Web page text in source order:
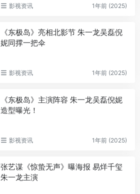
影视资讯 1年前 (2025)
《东极岛》亮相北影节 朱一龙吴磊倪
妮同撑一把伞
影视资讯 1年前 (2025)
《东极岛》主演阵容 朱一龙吴磊倪妮
造型曝光！
影视资讯 1年前 (2025)
张艺谋《惊蛰无声》曝海报 易烊千玺
朱一龙主演